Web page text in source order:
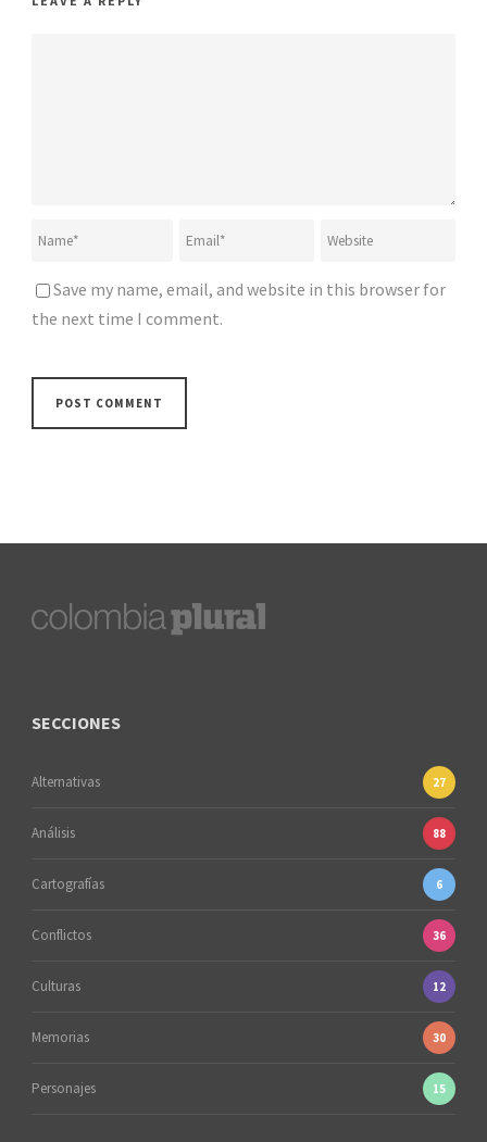
Save my name, email, and website in this browser for
the next time I comment.
SECCIONES
Alternativas 27
Análisis 88
Cartografías 6
Conflictos 36
Culturas 12
Memorias 30
Personajes 15